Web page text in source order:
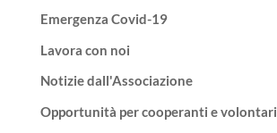
Emergenza Covid-19
Lavora con noi
Notizie dall'Associazione
Opportunità per cooperanti e volontari